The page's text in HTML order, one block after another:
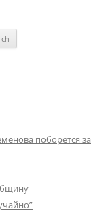
поборется за